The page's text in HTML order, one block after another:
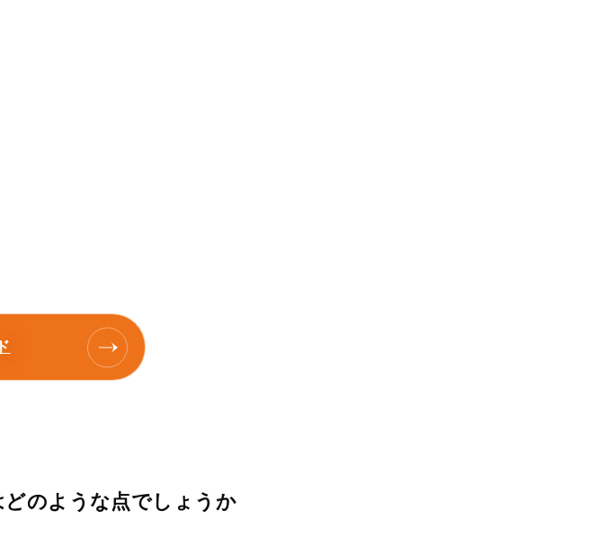
のような点でしょうか